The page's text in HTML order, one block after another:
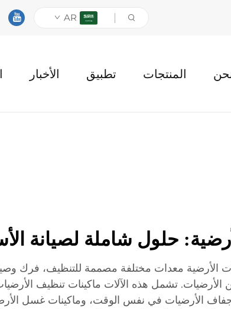
AR
المنتجات تطبيق الأخبار
حلول شاملة لصيانة
الأرضية معدات مختلفة مصممة للتنظيف، فرك
الأرضيات. تشمل هذه الآلات ماكينات تنظيف
الأرضيات في نفس الوقت، وماكينات غسل